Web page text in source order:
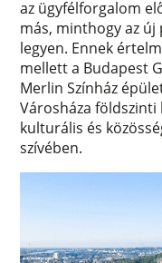
az ügyfélforgalom
más, minthogy az
legyen. Ennek
mellett a Budapest
Merlin Színház
Városháza
kulturális és
szívében.